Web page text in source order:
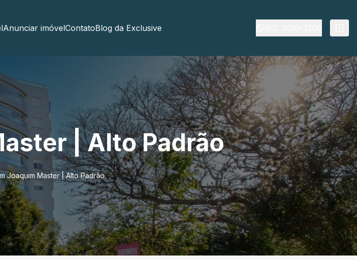
Anunciar imóvelContatoBlog da Exclusive
| Alto Padrão
Joaquim Master | Alto Padrão